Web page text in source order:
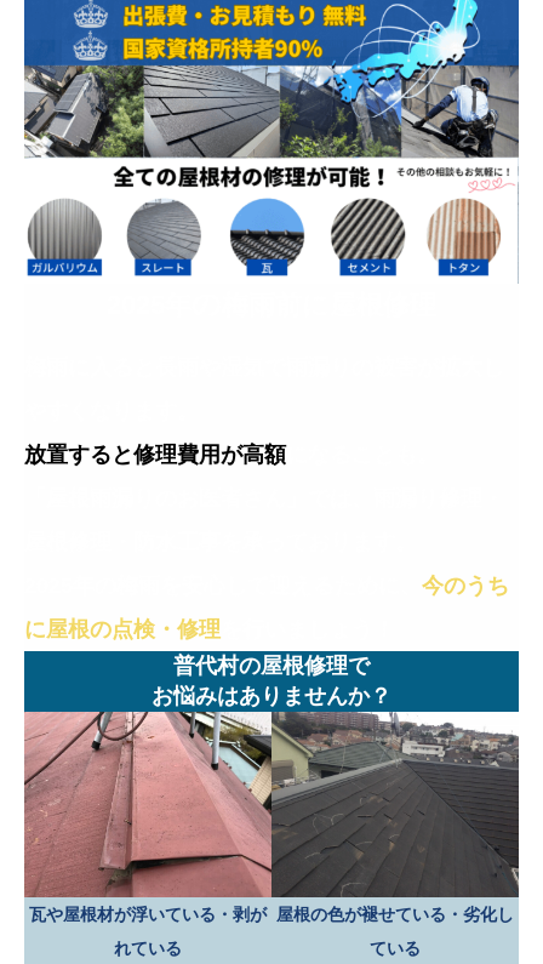
放置すると修理費用が高額になることも。
今のうち
に屋根の点検・修理
普代村の屋根修理で
お悩みはありませんか？
瓦や屋根材が浮いている・剥が
れている
屋根の色が褪せている・劣化し
ている